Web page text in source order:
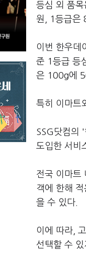
등심 외 품
원, 1등급은
이번 한우데
준 1등급 등
은 100g에
특히 이마트
SSG닷컴의
도입한 서비
전국 이마트
객에 한해
을 수 있다.
이에 따라,
선택할 수 있